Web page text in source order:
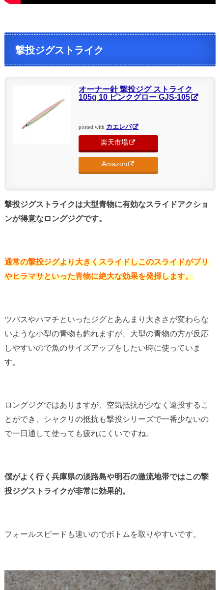
撃投ジグストライク
オーナー針 撃投ジグ ストライク
105g 10 ピンクグロー GJS-105
posted with カエレバ
楽天市場
Amazon
撃投ジグストライクは大型青物に有効なスライドアクショ
ンが得意なロングジグです。
通常の撃投ジグより大きくスライドしこのスライドがブリ
やヒラマサといった青物に絶大な効果を発揮します。
ツバスやハマチといったジグとあんまり大きさが変わらな
いような小型の青物も釣れますが、大型の青物の方が反応
しやすいので魚のサイズアップをしたい時に使っていま
す。
ロングジグではありますが、空気抵抗が少なく遠投するこ
とができ、シャクリの抵抗も撃投シリーズで一番少ないの
で一日通して使っても疲れにくいですね。
僕がよく行く兵庫県の淡路島や明石の激流地帯ではこの撃
投ジグストライクが非常に効果的。
フォールスピードも速いのでボトムを取りやすいです。